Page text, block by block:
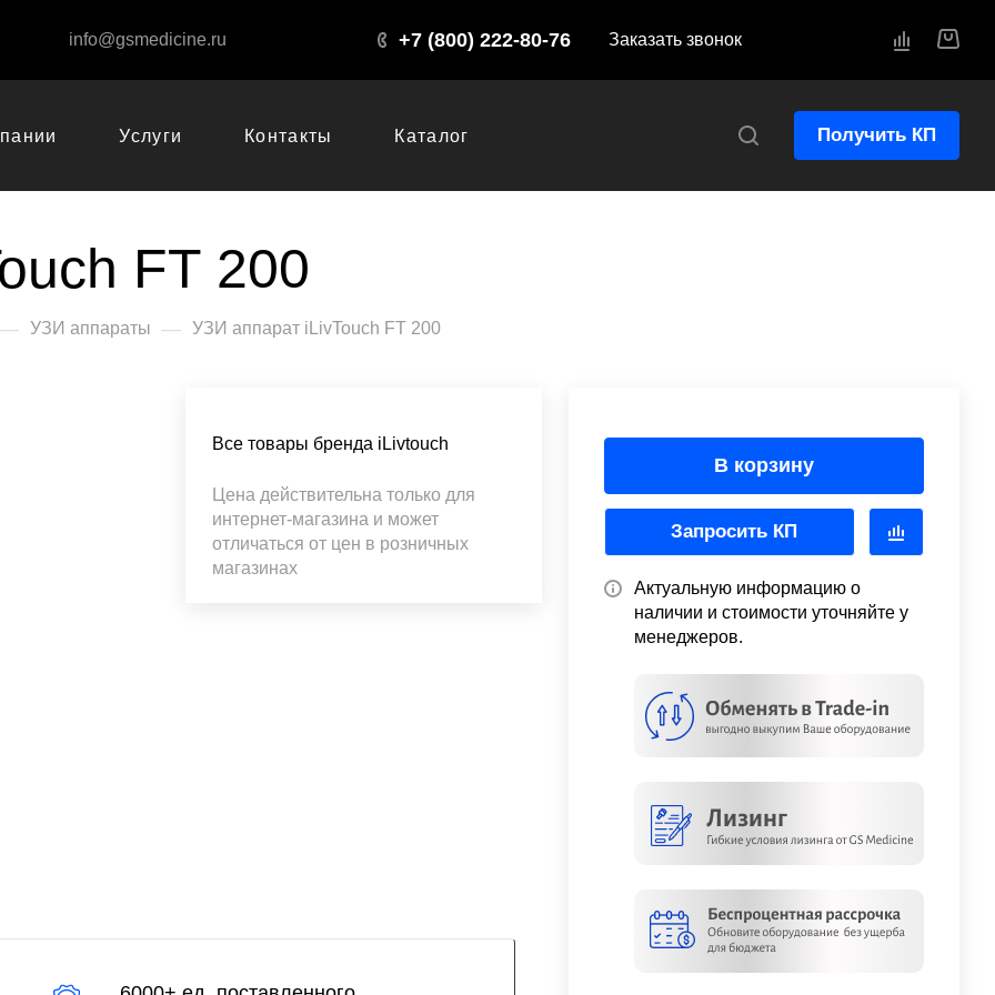
info@gsmedicine.ru +7 (800) 222-80-76 Заказать звонок
Услуги Контакты Каталог Получить КП
FT 200
— УЗИ аппараты — УЗИ аппарат iLivTouch FT 200
В корзину
Запросить КП
Актуальную информацию о
наличии и стоимости уточняйте у
менеджеров.
Все товары бренда iLivtouch
Цена действительна только для
интернет-магазина и может
отличаться от цен в розничных
магазинах